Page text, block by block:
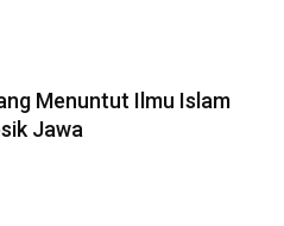
Menuntut Ilmu Islam
Jawa